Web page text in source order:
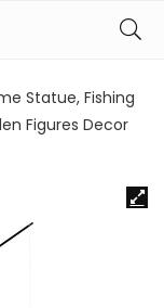
Statue, Fishing
Figures Decor